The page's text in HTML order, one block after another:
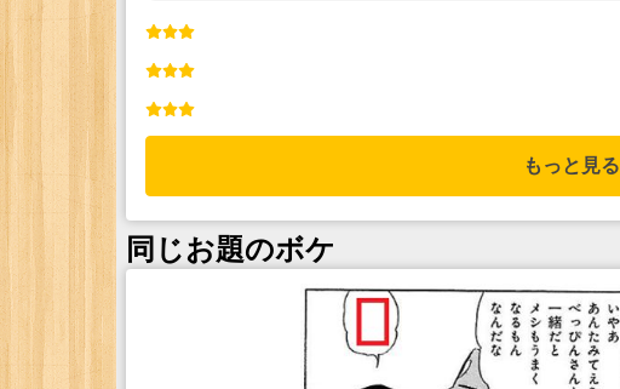
もっと見る
同じお題のボケ